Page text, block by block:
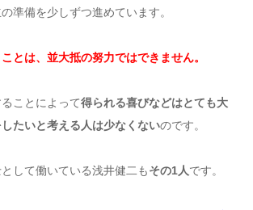
準備を少しずつ進めています。
とは、並大抵の努力ではできません。
ことによって得られる喜びなどはとても大
たいと考える人は少なくないのです。
して働いている浅井健二もその1人です。